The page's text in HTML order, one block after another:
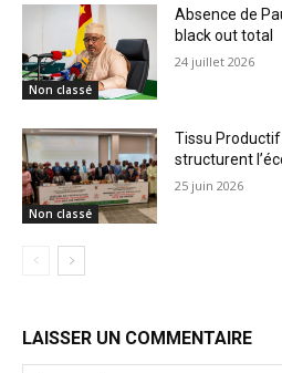
Non classé
Absence de
black out total
24 juillet 2026
Non classé
Tissu Productif
structurent
25 juin 2026
LAISSER UN COMMENTAIRE